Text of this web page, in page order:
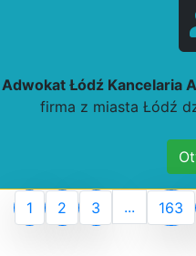
Adwokat Łódź Kancelaria
firma z miasta Łódź
1 2 3 ... 163